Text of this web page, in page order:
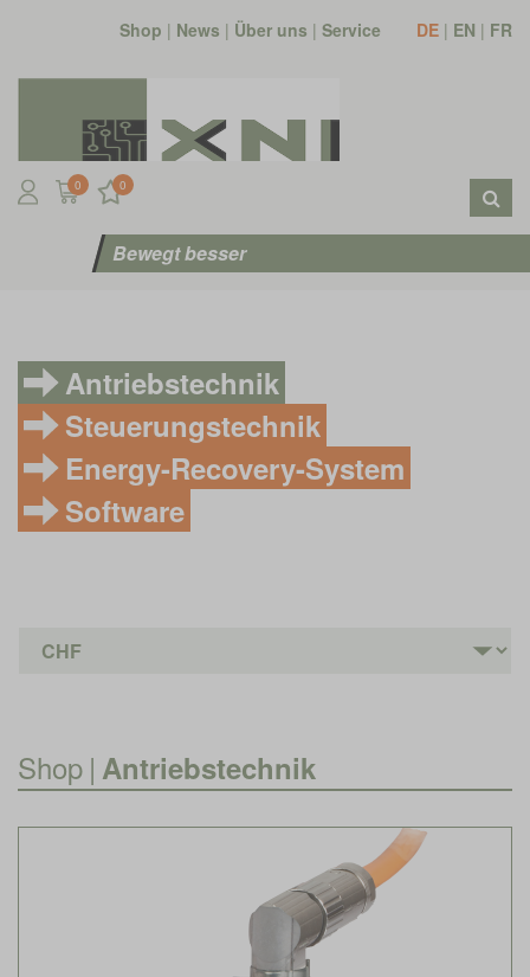
Shop | News | Über uns | Service DE | EN | FR
0 0
Bewegt besser
Antriebstechnik
Steuerungstechnik
Energy-Recovery-System
Software
Shop | Antriebstechnik